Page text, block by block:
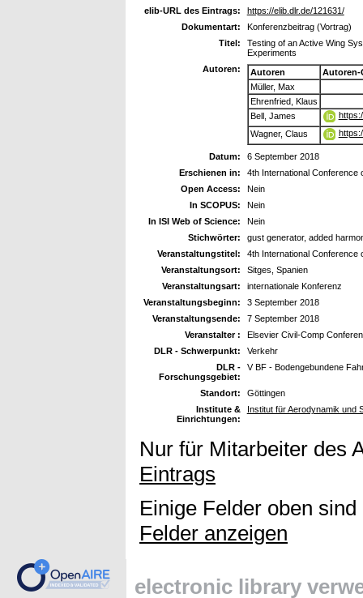
elib-URL des Eintrags:
https://elib.dlr.de/121631/
Dokumentart:
Konferenzbeitrag (Vortrag)
Titel:
Testing of an Active Wing
Experiments
Autoren:
Autoren
Autoren-
Müller, Max
Ehrenfried, Klaus
Bell, James
Wagner, Claus
Datum:
6 September 2018
Erschienen in:
4th International Conference
Open Access:
Nein
In SCOPUS:
Nein
In ISI Web of Science:
Nein
Stichwörter:
gust generator, added
Veranstaltungstitel:
4th International Conference
Veranstaltungsort:
Sitges, Spanien
Veranstaltungsart:
internationale Konferenz
Veranstaltungsbeginn:
3 September 2018
Veranstaltungsende:
7 September 2018
Veranstalter :
Elsevier Civil-Comp
DLR - Schwerpunkt:
Verkehr
DLR -
Forschungsgebiet:
V BF - Bodengebundene
Standort:
Göttingen
Institute &
Einrichtungen:
Institut für Aerodynamik und
Nur für Mitarbeiter des
Eintrags
Einige Felder oben
Felder anzeigen
electronic library